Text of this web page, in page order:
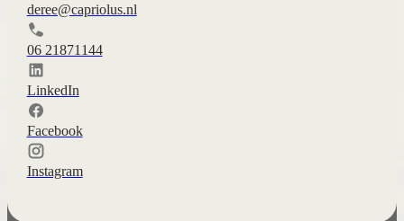
deree@capriolus.nl
06 21871144
LinkedIn
Facebook
Instagram